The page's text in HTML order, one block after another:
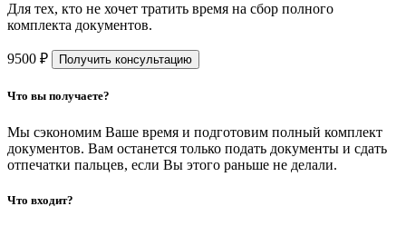
Для тех, кто не хочет тратить время на сбор полного
комплекта документов.
9500 ₽ Получить консультацию
Что вы получаете?
Мы сэкономим Ваше время и подготовим полный комплект
документов. Вам останется только подать документы и сдать
отпечатки пальцев, если Вы этого раньше не делали.
Что входит?